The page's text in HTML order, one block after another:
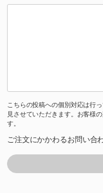
こちらの投稿への個別対応は行
見させていただきます。お客様
す。
ご注文にかかわるお問い合